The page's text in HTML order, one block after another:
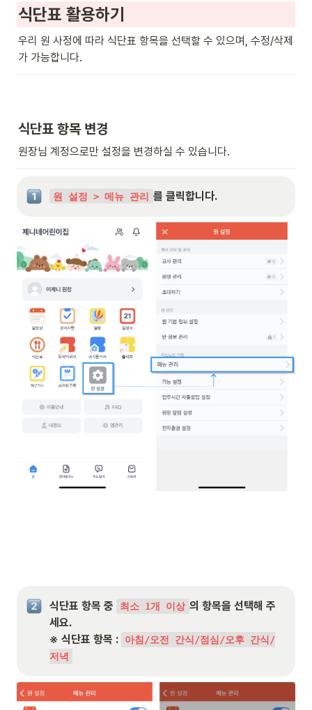
식단표 활용하기
우리 원 사정에 따라 식단표 항목을 선택할 수 있으며, 수정/삭제
가 가능합니다.
식단표 항목 변경
원장님 계정으로만 설정을 변경하실 수 있습니다.
원 설정 > 메뉴 관리 를 클릭합니다.
식단표 항목 중 최소 1개 이상 의 항목을 선택해 주
세요.
※ 식단표 항목 :
아침/오전 간식/점심/오후 간식/
저녁